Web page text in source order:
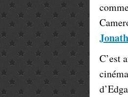
C’est